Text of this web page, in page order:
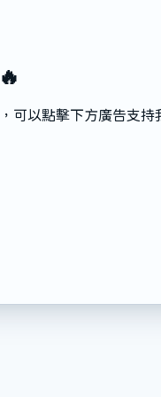
可以點擊下方廣告支持